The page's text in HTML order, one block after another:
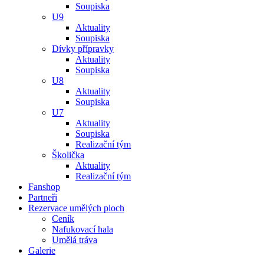
Soupiska
U9
Aktuality
Soupiska
Dívky přípravky
Aktuality
Soupiska
U8
Aktuality
Soupiska
U7
Aktuality
Soupiska
Realizační tým
Školička
Aktuality
Realizační tým
Fanshop
Partneři
Rezervace umělých ploch
Ceník
Nafukovací hala
Umělá tráva
Galerie